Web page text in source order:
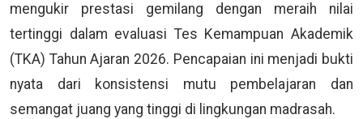
mengukir prestasi gemilang dengan meraih nilai
tertinggi dalam evaluasi Tes Kemampuan Akademik
(TKA) Tahun Ajaran 2026. Pencapaian ini menjadi bukti
nyata dari konsistensi mutu pembelajaran dan
semangat juang yang tinggi di lingkungan madrasah.